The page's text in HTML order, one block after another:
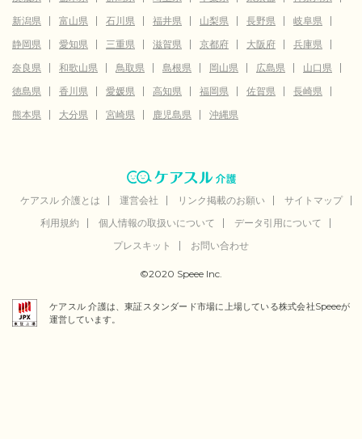
新潟県
富山県 石川県 福井県 山梨県 長野県
岐阜県
静岡県
愛知県 三重県 滋賀県 京都府 大阪府
兵庫県
奈良県
和歌山県 鳥取県 島根県 岡山県 広島県
山口県
徳島県
香川県 愛媛県 高知県 福岡県 佐賀県
長崎県
熊本県
大分県 宮崎県 鹿児島県 沖縄県
ケアスル 介護とは 運営会社 リンク掲載のお願い
サイトマップ
利用規約
個人情報の取扱いについて
データ引用について
プレスキット
お問い合わせ
©2020 Speee Inc.
ケアスル 介護は、東証スタンダード市場に上場している株式会社Speeeが
運営しています。